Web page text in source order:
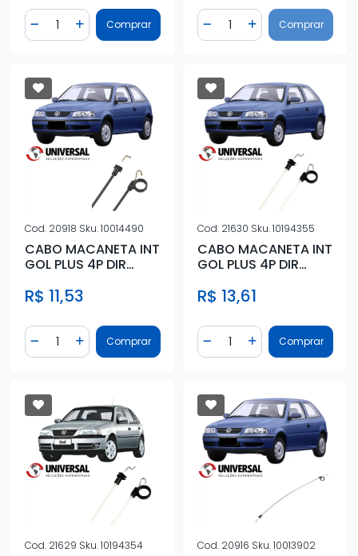
Diminuir Quantidade
Quantidade
Adicionar Quantidade
Comprar Diminuir Quantidade
Quantidade
AdicionarComprar
Cod. 20918 Sku.10014490
CABO MACANETA INT
GOL PLUS 4P DIR
R$ 11,53
Diminuir Quantidade
Quantidade
Adicionar Quantidade
Comprar
Cod. 21630 Sku.10194355
CABO MACANETA INT
GOL PLUS 4P DIR
R$ 13,61
Diminuir Quantidade
Quantidade
AdicionarComprar
Cod. 21629 Sku.10194354 Cod. 20916 Sku.10013902